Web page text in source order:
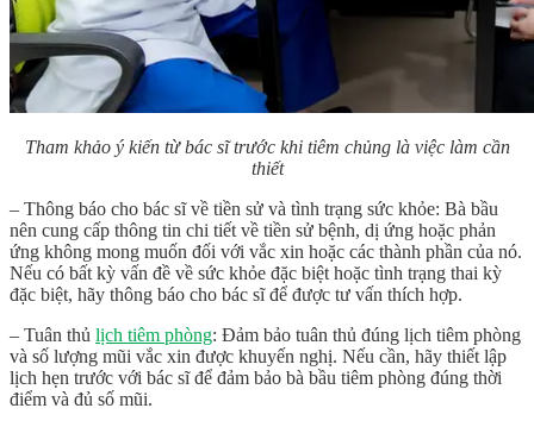
Tham khảo ý kiến từ bác sĩ trước khi tiêm chủng là việc làm cần
thiết
– Thông báo cho bác sĩ về tiền sử và tình trạng sức khỏe: Bà bầu
nên cung cấp thông tin chi tiết về tiền sử bệnh, dị ứng hoặc phản
ứng không mong muốn đối với vắc xin hoặc các thành phần của nó.
Nếu có bất kỳ vấn đề về sức khỏe đặc biệt hoặc tình trạng thai kỳ
đặc biệt, hãy thông báo cho bác sĩ để được tư vấn thích hợp.
– Tuân thủ lịch tiêm phòng: Đảm bảo tuân thủ đúng lịch tiêm phòng
và số lượng mũi vắc xin được khuyến nghị. Nếu cần, hãy thiết lập
lịch hẹn trước với bác sĩ để đảm bảo bà bầu tiêm phòng đúng thời
điểm và đủ số mũi.